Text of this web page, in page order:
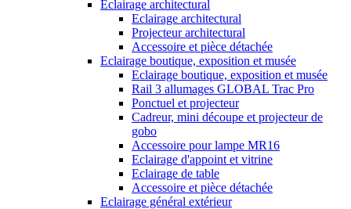
Eclairage architectural
Eclairage architectural
Projecteur architectural
Accessoire et pièce détachée
Eclairage boutique, exposition et musée
Eclairage boutique, exposition et musée
Rail 3 allumages GLOBAL Trac Pro
Ponctuel et projecteur
Cadreur, mini découpe et projecteur de
gobo
Accessoire pour lampe MR16
Eclairage d'appoint et vitrine
Eclairage de table
Accessoire et pièce détachée
Eclairage général extérieur